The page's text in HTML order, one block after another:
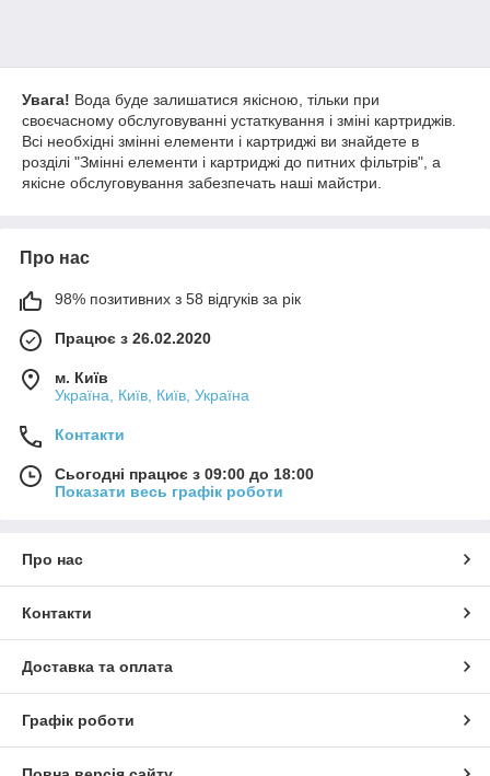
Увага! Вода буде залишатися якісною, тільки при
своєчасному обслуговуванні устаткування і зміні картриджів.
Всі необхідні змінні елементи і картриджі ви знайдете в
розділі "Змінні елементи і картриджі до питних фільтрів", а
якісне обслуговування забезпечать наші майстри.
Про нас
98% позитивних з 58 відгуків за рік
Працює з 26.02.2020
м. Київ
Україна, Київ, Київ, Україна
Контакти
Сьогодні працює з 09:00 до 18:00
Показати весь графік роботи
Про нас
Контакти
Доставка та оплата
Графік роботи